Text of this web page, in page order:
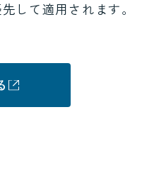
して適用されます。